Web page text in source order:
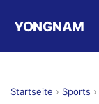
YONGNAM
Startseite › Sports ›